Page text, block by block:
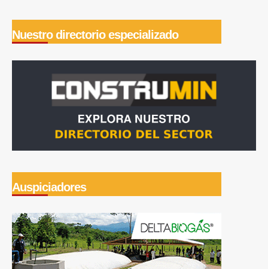
Nuestro directorio especializado
Auspiciadores